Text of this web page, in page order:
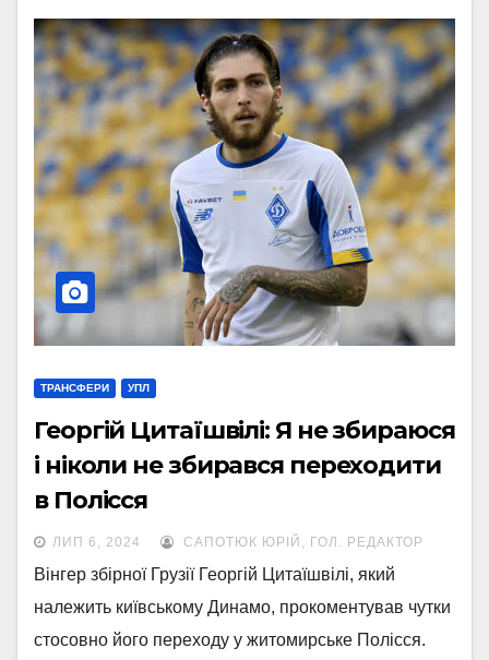
ТРАНСФЕРИ УПЛ
Георгій Цитаїшвілі: Я не збираюся
і ніколи не збирався переходити
в Полісся
ЛИП 6, 2024 САПОТЮК ЮРІЙ, ГОЛ. РЕДАКТОР
Вінгер збірної Грузії Георгій Цитаїшвілі, який
належить київському Динамо, прокоментував чутки
стосовно його переходу у житомирське Полісся.